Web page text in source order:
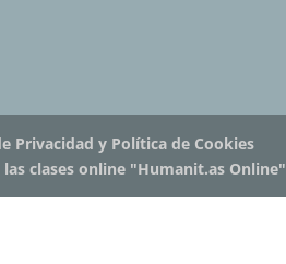
Privacidad y Política de Cookies
clases online "Humanit.as Online"